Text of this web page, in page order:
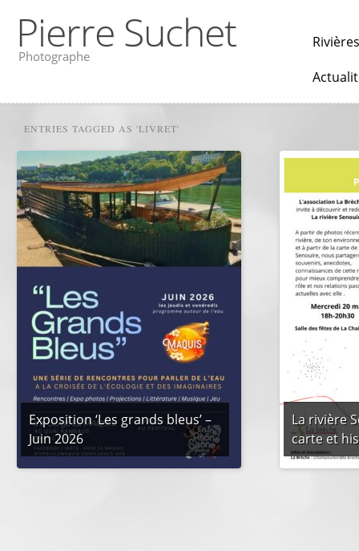
Pierre Suchet
Photographe
ENTRIES TAGGED AS 'LIVRET'
Exposition ‘Les grands bleus’ –
Juin 2026
La rivière
carte et